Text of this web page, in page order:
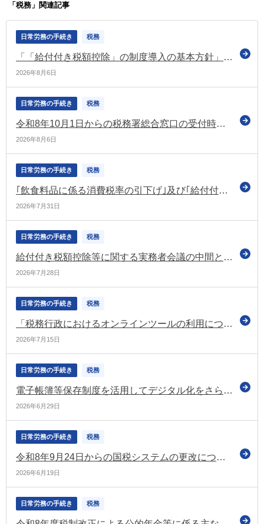
「税務」関連記事
日常労務の手続き 税務
「「給付付き税額控除」の制度導入の基本方針」を閣議決定（令和9年4月から2年間、飲食料品に係る消費税率1％）
2026年8月6日
日常労務の手続き 税務
令和8年10月1日からの税務署総合窓口の受付時間についてお知らせ（国税庁）
2026年8月6日
日常労務の手続き 税務
｢飲食料品に係る消費税率の引下げ｣及び｢給付付き税額控除｣について高市総理が会見（令和9年4月から2年間、飲食料品に係る消費税率1％）
2026年7月31日
日常労務の手続き 税務
給付付き税額控除等に関する実務者会議の中間とりまとめ案 導入までの経過措置（つなぎ）について「意見の一致には至らなかった」と記載
2026年7月28日
日常労務の手続き 税務
「税務行政におけるオンラインツールの利用について」のページを更新（国税庁）
2026年7月15日
日常労務の手続き 税務
電子帳簿等保存制度を活用してデジタル化をさらに進めてみませんか？（国税庁）
2026年6月29日
日常労務の手続き 税務
令和8年9月24日からの国税システムの更改について 専用ページを更新（国税庁）
2026年6月19日
日常労務の手続き 税務